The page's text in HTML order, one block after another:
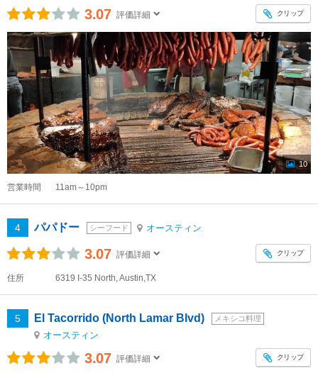
3.07 評価詳細 クリップ
10
営業時間 11am～10pm
4 パパドー シーフード オースティン
3.07 評価詳細 クリップ
住所 6319 I-35 North, Austin,TX
5 El Tacorrido (North Lamar Blvd) メキシコ料理
オースティン
3.07 評価詳細 クリップ